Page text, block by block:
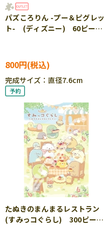
パズころりん -プー＆ピグレッ
ト- (ディズニー) 60ピー
800円
完成サイズ：直径7.6cm
たぬきのまんまるレストラン
(すみっコぐらし) 300ピー